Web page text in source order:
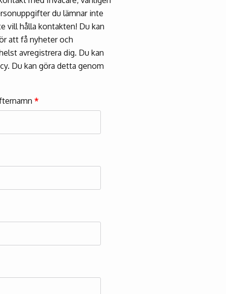
du lämnar inte
vill hålla kontakten! Du kan
att få nyheter och
avregistrera dig. Du kan
Du kan göra detta genom
*